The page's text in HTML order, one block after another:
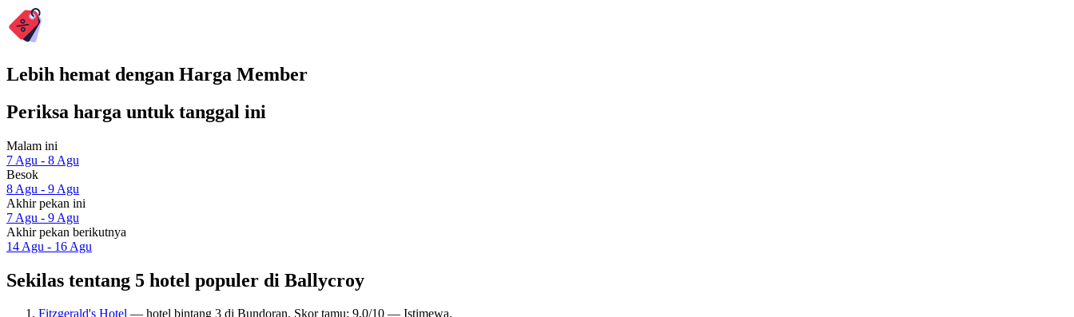
Lebih hemat dengan Harga Member
Periksa harga untuk tanggal ini
Malam ini
7 Agu - 8 Agu
Besok
8 Agu - 9 Agu
Akhir pekan ini
7 Agu - 9 Agu
Akhir pekan berikutnya
14 Agu - 16 Agu
Sekilas tentang 5 hotel populer di Ballycroy
Fitzgerald's Hotel — hotel bintang 3 di Bundoran. Skor tamu: 9,0/10 — Istimewa.